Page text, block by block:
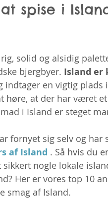
spise i
solid og alsidig
bjergbyer. Island er
indtager en vigtig plads
høre, at der har været
i Island er steget
fornyet sig selv og har
af Island . Så hvis du
nogle lokale
Her er vores top 10
smag af Island.